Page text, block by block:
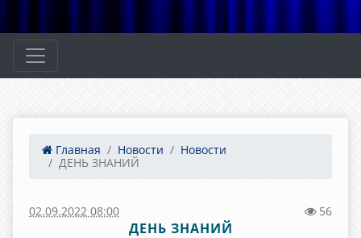
Главная Новости
Новости
ДЕНЬ ЗНАНИЙ
02.09.2022 08:00 56
ДЕНЬ ЗНАНИЙ